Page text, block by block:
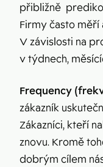
přibližně
Firmy často měří
V závislosti na
v týdnech,
Frequency
zákazník
Zákazníci, kteří
znovu. Kromě
dobrým cílem